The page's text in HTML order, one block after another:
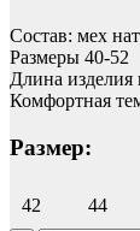
Состав: мех
Размеры 40-52
Длина изделия
Комфортная
Размер:
42 44